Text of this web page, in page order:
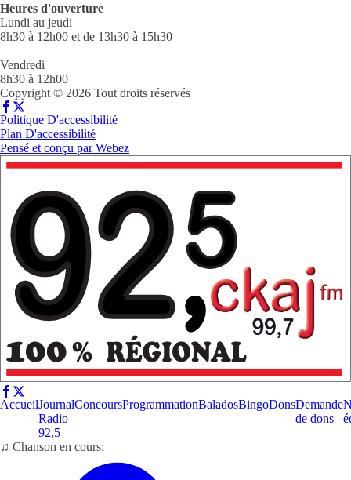
Heures d'ouverture
Lundi au jeudi
8h30 à 12h00 et de 13h30 à 15h30
Vendredi
8h30 à 12h00
Copyright © 2026 Tout droits réservés
Politique D'accessibilité
Plan D'accessibilité
Pensé et conçu parWebez
AccueilJournal
Radio
92,5
ConcoursProgrammationBaladosBingoDonsDemande
de dons
♫ Chanson en cours: